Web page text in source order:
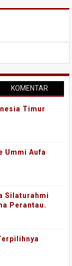
KOMENTAR
Timur
Ummi Aufa
Silaturahmi
Perantau.